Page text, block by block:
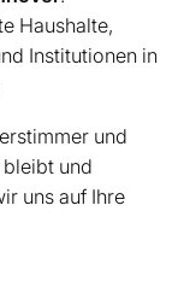
Haushalte,
Institutionen in
und
und
uns auf Ihre